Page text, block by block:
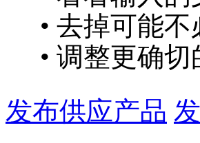
• 去掉可能
• 调整更确
发布供应产品